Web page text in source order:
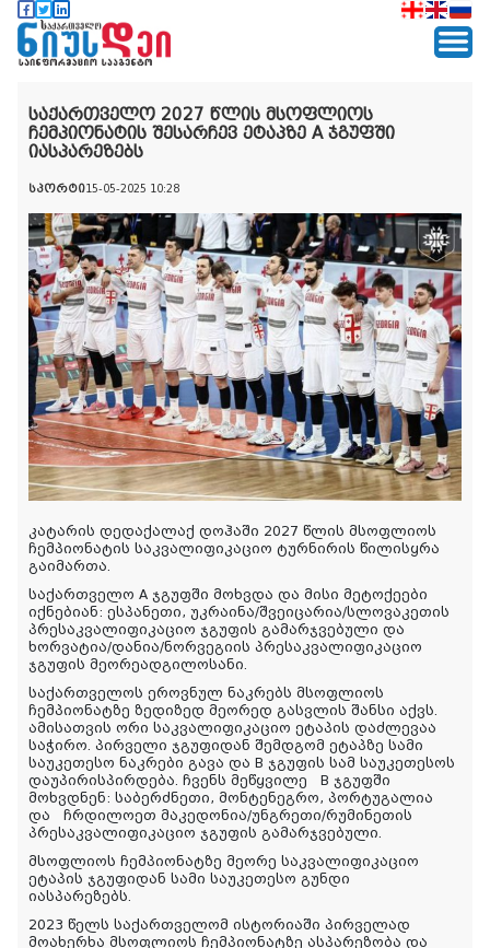
საქართველო 2027 წლის მსოფლიოს
ჩემპიონატის შესარჩევ ეტაპზე A ჯგუფში
იასპარეზებს
სპორტი15-05-2025 10:28
კატარის დედაქალაქ დოჰაში 2027 წლის მსოფლიოს
ჩემპიონატის საკვალიფიკაციო ტურნირის წილისყრა
გაიმართა.
საქართველო A ჯგუფში მოხვდა და მისი მეტოქეები
იქნებიან: ესპანეთი, უკრაინა/შვეიცარია/სლოვაკეთის
პრესაკვალიფიკაციო ჯგუფის გამარჯვებული და
ხორვატია/დანია/ნორვეგიის პრესაკვალიფიკაციო
ჯგუფის მეორეადგილოსანი.
საქართველოს ეროვნულ ნაკრებს მსოფლიოს
ჩემპიონატზე ზედიზედ მეორედ გასვლის შანსი აქვს.
ამისათვის ორი საკვალიფიკაციო ეტაპის დაძლევაა
საჭირო. პირველი ჯგუფიდან შემდგომ ეტაპზე სამი
საუკეთესო ნაკრები გავა და B ჯგუფის სამ საუკეთესოს
დაუპირისპირდება. ჩვენს მეწყვილე B ჯგუფში
მოხვდნენ: საბერძნეთი, მონტენეგრო, პორტუგალია
და ჩრდილოეთ მაკედონია/უნგრეთი/რუმინეთის
პრესაკვალიფიკაციო ჯგუფის გამარჯვებული.
მსოფლიოს ჩემპიონატზე მეორე საკვალიფიკაციო
ეტაპის ჯგუფიდან სამი საუკეთესო გუნდი
იასპარეზებს.
2023 წელს საქართველომ ისტორიაში პირველად
მოახერხა მსოფლიოს ჩემპიონატზე ასპარეზობა და